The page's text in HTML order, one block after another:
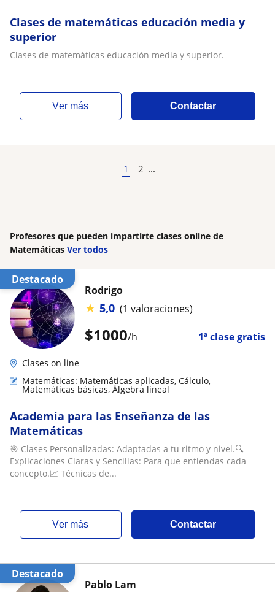
Clases de matemáticas educación media y
superior
Clases de matemáticas educación media y superior.
ver más Contactar
1 2 ...
Profesores que pueden impartirte clases online de
Matemáticas Ver todos
Destacado
$1000/h 1ª clase gratis
Rodrigo
★ 5,0 (1 valoraciones)
Clases on line
Matemáticas: Matemáticas aplicadas, Cálculo,
Matemáticas básicas, Álgebra lineal
Academia para las Enseñanza de las
Matemáticas
🎯 Clases Personalizadas: Adaptadas a tu ritmo y nivel.🔍
Explicaciones Claras y Sencillas: Para que entiendas cada
concepto.📈 Técnicas de...
ver más Contactar
Destacado
Pablo Lam